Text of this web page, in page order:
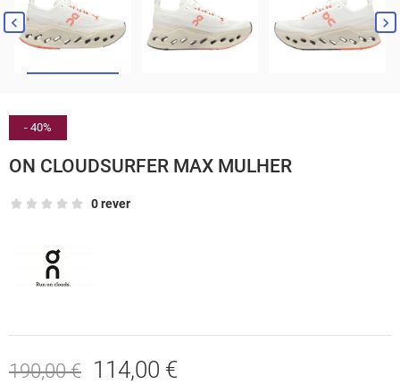
 
- 40%
ON CLOUDSURFER MAX MULHER
0 rever
190,00 € 114,00 €